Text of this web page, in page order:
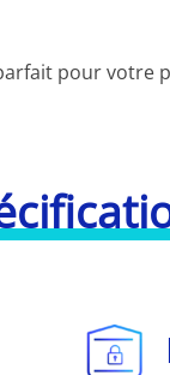
pour votre